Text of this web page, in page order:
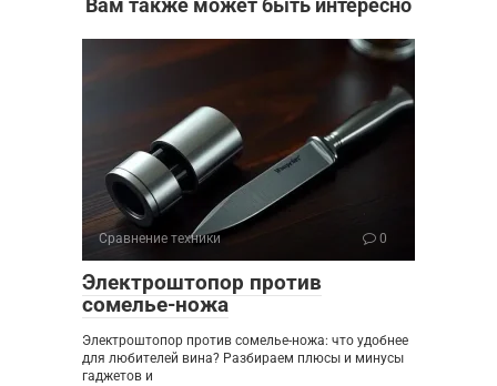
Вам также может быть интересно
Сравнение техники 0
Электроштопор против
сомелье-ножа
Электроштопор против сомелье-ножа: что удобнее
для любителей вина? Разбираем плюсы и минусы
гаджетов и